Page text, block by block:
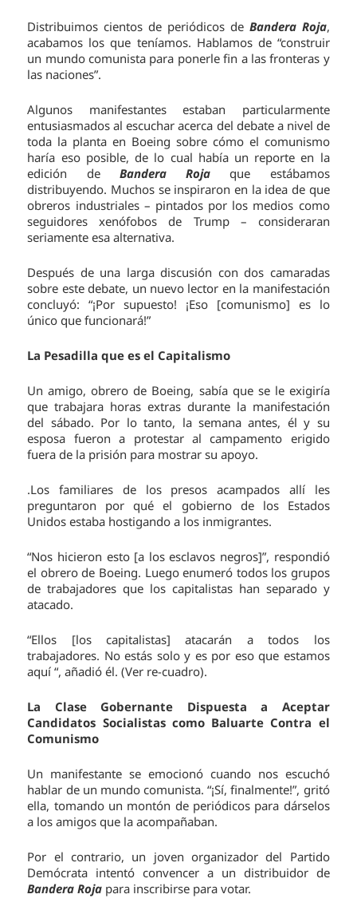
Distribuimos cientos de periódicos de Bandera Roja,
acabamos los que teníamos. Hablamos de “construir
un mundo comunista para ponerle fin a las fronteras y
las naciones”.
Algunos manifestantes estaban particularmente
entusiasmados al escuchar acerca del debate a nivel de
toda la planta en Boeing sobre cómo el comunismo
haría eso posible, de lo cual había un reporte en la
edición de Bandera Roja que estábamos
distribuyendo. Muchos se inspiraron en la idea de que
obreros industriales – pintados por los medios como
seguidores xenófobos de Trump – consideraran
seriamente esa alternativa.
Después de una larga discusión con dos camaradas
sobre este debate, un nuevo lector en la manifestación
concluyó: “¡Por supuesto! ¡Eso [comunismo] es lo
único que funcionará!”
La Pesadilla que es el Capitalismo
Un amigo, obrero de Boeing, sabía que se le exigiría
que trabajara horas extras durante la manifestación
del sábado. Por lo tanto, la semana antes, él y su
esposa fueron a protestar al campamento erigido
fuera de la prisión para mostrar su apoyo.
.Los familiares de los presos acampados allí les
preguntaron por qué el gobierno de los Estados
Unidos estaba hostigando a los inmigrantes.
“Nos hicieron esto [a los esclavos negros]”, respondió
el obrero de Boeing. Luego enumeró todos los grupos
de trabajadores que los capitalistas han separado y
atacado.
“Ellos [los capitalistas] atacarán a todos los
trabajadores. No estás solo y es por eso que estamos
aquí “, añadió él. (Ver re-cuadro).
La Clase Gobernante Dispuesta a Aceptar
Candidatos Socialistas como Baluarte Contra el
Comunismo
Un manifestante se emocionó cuando nos escuchó
hablar de un mundo comunista. “¡Sí, finalmente!”, gritó
ella, tomando un montón de periódicos para dárselos
a los amigos que la acompañaban.
Por el contrario, un joven organizador del Partido
Demócrata intentó convencer a un distribuidor de
Bandera Roja para inscribirse para votar.